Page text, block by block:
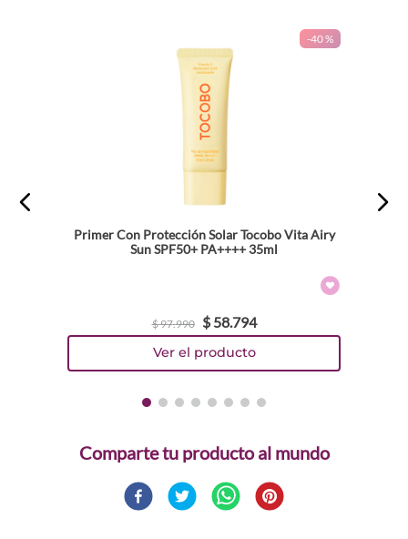
-40 %
Primer Con Protección Solar Tocobo Vita Airy
Sun SPF50+ PA++++ 35ml
$97.990 $ 58.794
Comparte